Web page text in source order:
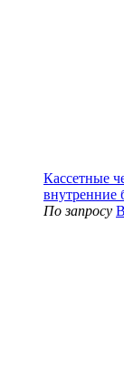
Кассетные
внутренние
По запросу